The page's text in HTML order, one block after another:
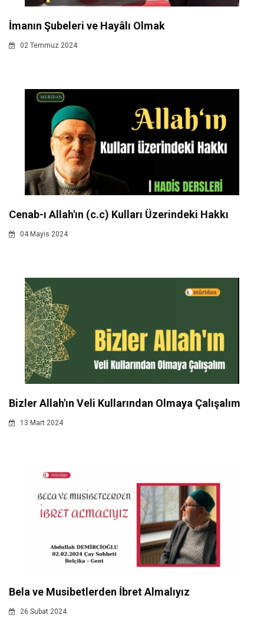
İmanın Şubeleri ve Hayâlı Olmak
02 Temmuz 2024
Cenab-ı Allah'ın (c.c) Kulları Üzerindeki Hakkı
04 Mayis 2024
Bizler Allah'ın Veli Kullarından Olmaya Çalışalım
13 Mart 2024
Bela ve Musibetlerden İbret Almalıyız
26 Subat 2024